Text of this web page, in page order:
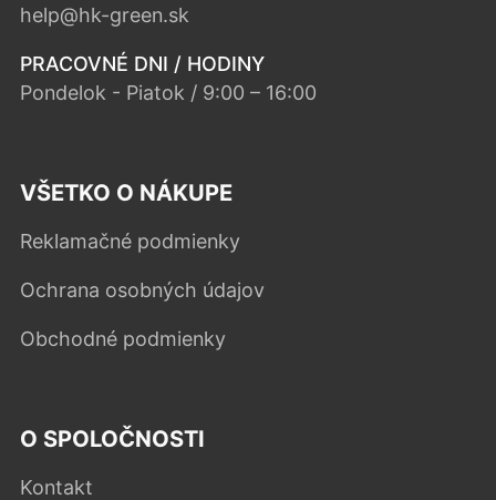
help@hk-green.sk
PRACOVNÉ DNI / HODINY
Pondelok - Piatok / 9:00 – 16:00
VŠETKO O NÁKUPE
Reklamačné podmienky
Ochrana osobných údajov
Obchodné podmienky
O SPOLOČNOSTI
Kontakt